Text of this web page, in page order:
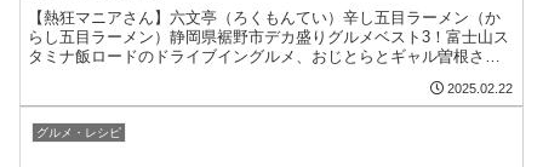
【熱狂マニアさん】六文亭（ろくもんてい）辛し五目ラーメン（か
らし五目ラーメン）静岡県裾野市デカ盛りグルメベスト3！富士山ス
タミナ飯ロードのドライブイングルメ、おじとらとギャル曽根さん
2025.02.22
グルメ・レシピ